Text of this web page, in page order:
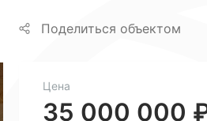
Поделиться объектом
Цена
35 000 000